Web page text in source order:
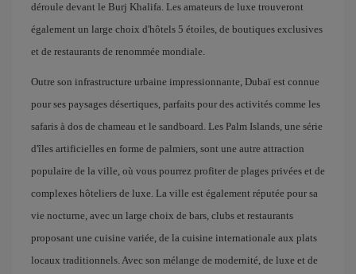
déroule devant le Burj Khalifa. Les amateurs de luxe trouveront
également un large choix d'hôtels 5 étoiles, de boutiques exclusives
et de restaurants de renommée mondiale.
Outre son infrastructure urbaine impressionnante, Dubaï est connue
pour ses paysages désertiques, parfaits pour des activités comme les
safaris à dos de chameau et le sandboard. Les Palm Islands, une série
d'îles artificielles en forme de palmiers, sont une autre attraction
populaire de la ville, où vous pourrez profiter de plages privées et de
complexes hôteliers de luxe. La ville est également réputée pour sa
vie nocturne, avec un large choix de bars, clubs et restaurants
proposant une cuisine variée, de la cuisine internationale aux plats
locaux traditionnels. Avec son mélange de modernité, de luxe et de